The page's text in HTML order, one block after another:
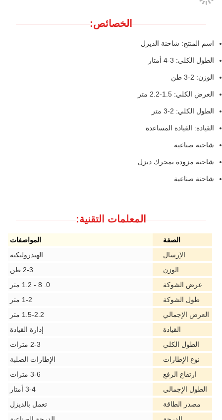
الخصائص:
اسم المنتج: شاحنة الديزل
الطول الكلي: 3-4 أمتار
الوزن: 2-3 طن
العرض الكلي: 1.5-2.2 متر
الطول الكلي: 2-3 متر
القيادة: القيادة المساعدة
شاحنة صناعية
شاحنة مزودة بمحرك ديزل
شاحنة صناعية
المعلمات التقنية:
الصفة
المواصفات
الإرسال
الهيدروليكية
الوزن
2-3 طن
عرض الشوكة
0. 8 - 1.2 متر
طول الشوكة
1-2 متر
العرض الإجمالي
1.5-2.2 متر
القيادة
إدارة القيادة
الطول الكلي
2-3 مترات
نوع الإطارات
الإطارات الصلبة
ارتفاع الرفع
3-6 مترات
الطول الإجمالي
3-4 أمتار
مصدر الطاقة
تعمل بالديزل